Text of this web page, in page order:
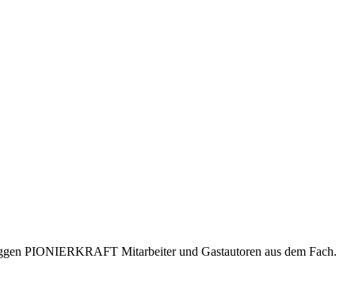
PIONIERKRAFT Mitarbeiter und Gastautoren aus dem Fach.